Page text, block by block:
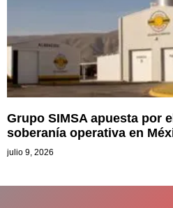
Grupo SIMSA apuesta por
soberanía operativa en
julio 9, 2026